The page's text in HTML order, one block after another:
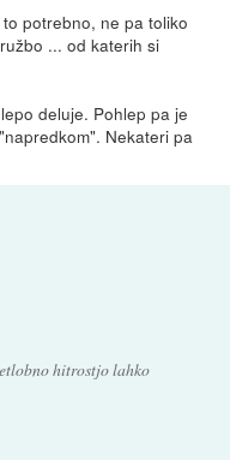
potrebno, ne pa toliko
... od katerih si
deluje. Pohlep pa je
Nekateri pa
hitrostjo lahko